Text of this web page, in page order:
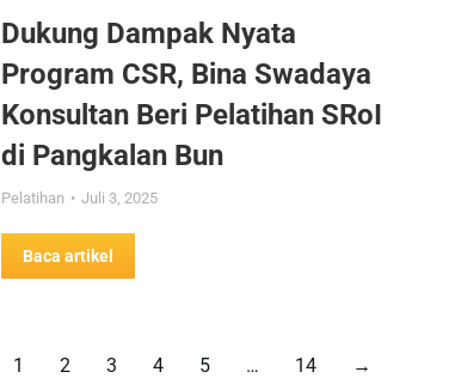
Dukung Dampak Nyata
Program CSR, Bina Swadaya
Konsultan Beri Pelatihan SRoI
di Pangkalan Bun
Pelatihan Juli 3, 2025
Baca artikel
1 2 3 4 5 … 14 →